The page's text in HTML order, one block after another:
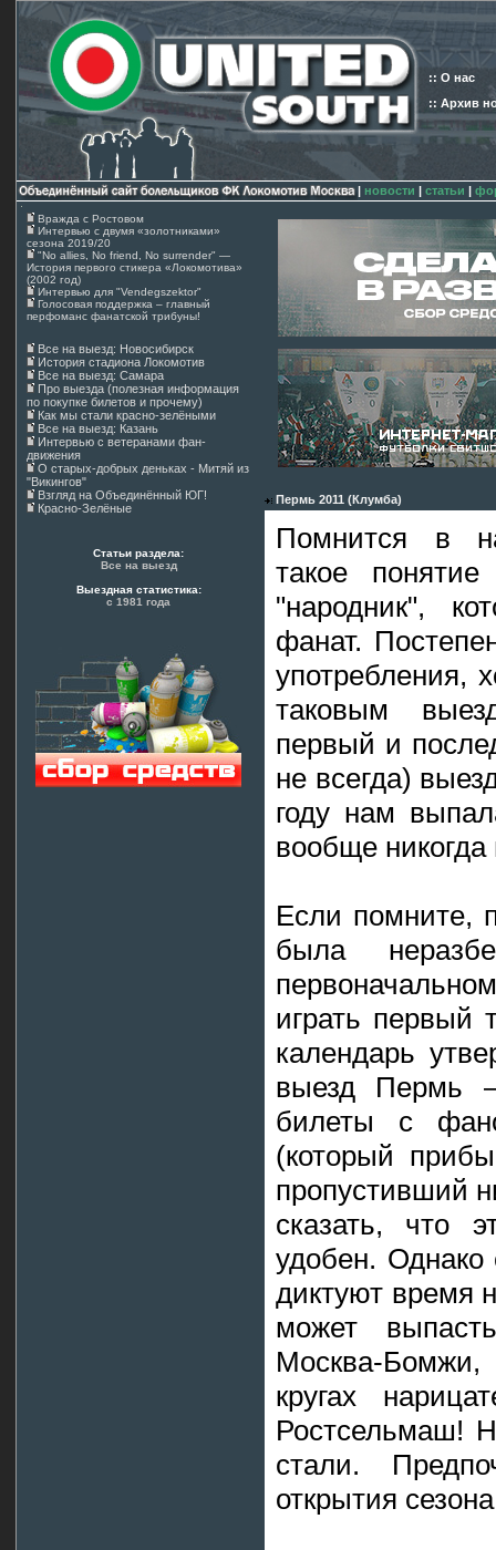
:: О нас
:: Архив
| новости | статьи |
Вражда с Ростовом
Интервью с двумя «золотниками»
сезона 2019/20
"No allies, No friend, No surrender" —
История первого стикера «Локомотива»
(2002 год)
Интервью для "Vendegszektor"
Голосовая поддержка – главный
перфоманс фанатской трибуны!
Все на выезд: Новосибирск
История стадиона Локомотив
Все на выезд: Самара
Про выезда (полезная информация
по покупке билетов и прочему)
Как мы стали красно-зелёными
Все на выезд: Казань
Интервью с ветеранами фан-
движения
О старых-добрых деньках - Митяй из
"Викингов"
Взгляд на Объединённый ЮГ!
Красно-Зелёные
Статьи раздела:
Все на выезд
Выездная статистика:
с 1981 года
Пермь 2011 (Клумба)
Помнится в
такое
"народник",
фанат.
употребления,
таковым
первый и
не всегда)
году нам
вообще
Если помните,
была
играть первый
календарь
выезд Пермь
билеты с
(который
пропустивший
сказать, что
удобен. Однако
диктуют время
может
Москва-Бомжи,
кругах
Ростсельмаш!
стали.
открытия